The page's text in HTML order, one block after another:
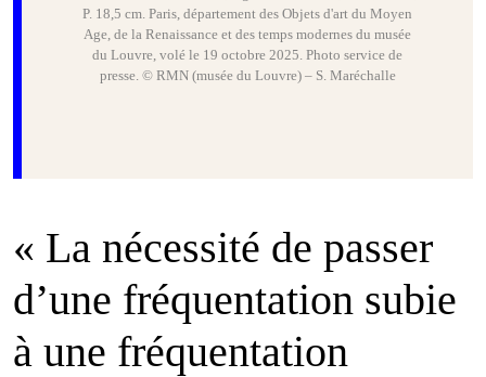
P. 18,5 cm. Paris, département des Objets d'art du Moyen
Age, de la Renaissance et des temps modernes du musée
du Louvre, volé le 19 octobre 2025. Photo service de
presse. © RMN (musée du Louvre) – S. Maréchalle
« La nécessité de passer
d’une fréquentation subie
à une fréquentation